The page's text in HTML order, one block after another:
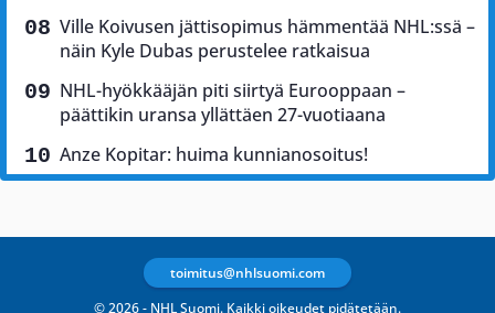
Ville Koivusen jättisopimus hämmentää NHL:ssä –
näin Kyle Dubas perustelee ratkaisua
NHL-hyökkääjän piti siirtyä Eurooppaan –
päättikin uransa yllättäen 27-vuotiaana
Anze Kopitar: huima kunnianosoitus!
© 2026 - NHL Suomi. Kaikki oikeudet pidätetään.
toimitus@nhlsuomi.com